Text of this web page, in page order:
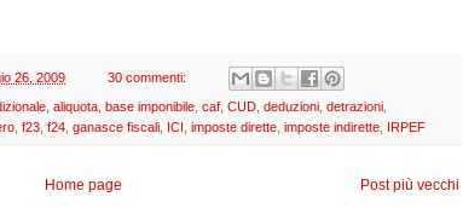
26, 2009 30 commenti:
aliquota base imponibile caf CUD deduzioni detrazioni
f23 f24 ganasce fiscali ICI imposte dirette imposte indirette IRPEF
Post più vecchi
Home page